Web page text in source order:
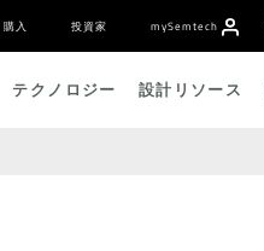
購入 投資家 mySemtech
テクノロジー 設計リソース